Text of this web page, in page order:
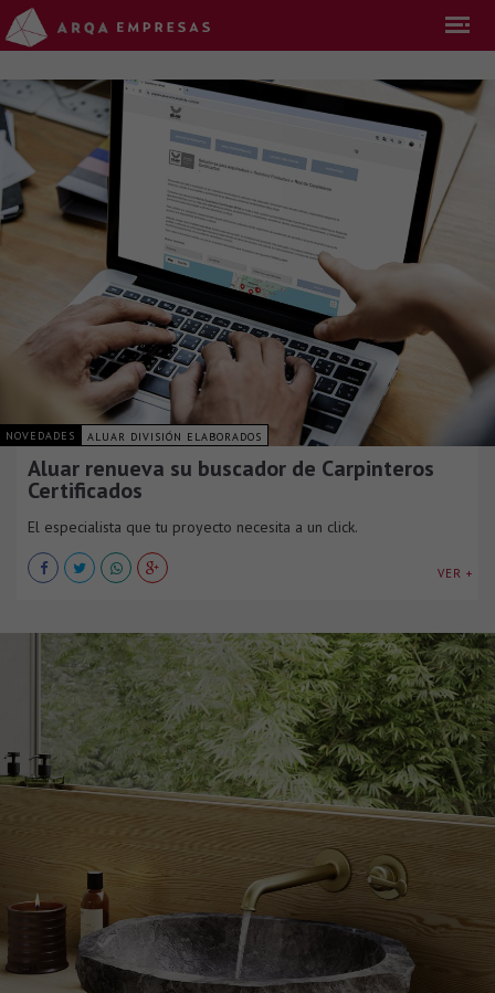
NOVEDADES ALUAR DIVISIÓN ELABORADOS
Aluar renueva su buscador de Carpinteros
Certificados
El especialista que tu proyecto necesita a un click.
VER +